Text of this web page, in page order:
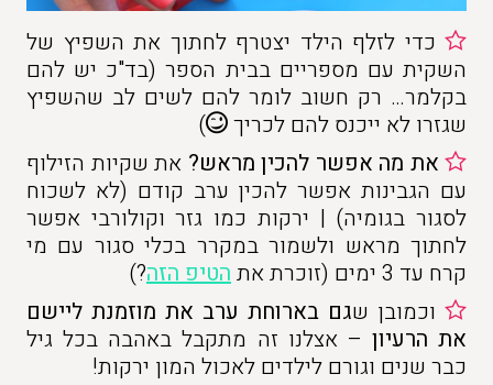
כדי לזלף הילד יצטרף לחתוך את השפיץ של
השקית עם מספריים בבית הספר (בד"כ יש להם
בקלמר… רק חשוב לומר להם לשים לב שהשפיץ
שגזרו לא ייכנס להם לכריך
)
את מה אפשר להכין מראש? את שקיות הזילוף
עם הגבינות אפשר להכין ערב קודם (לא לשכוח
לסגור בגומיה) | ירקות כמו גזר וקולורבי אפשר
לחתוך מראש ולשמור במקרר בכלי סגור עם מי
קרח עד 3 ימים (זוכרת את
הטיפ הזה?)
וכמובן שגם בארוחת ערב את מוזמנת ליישם
את הרעיון – אצלנו זה מתקבל באהבה בכל גיל
כבר שנים וגורם לילדים לאכול המון ירקות!